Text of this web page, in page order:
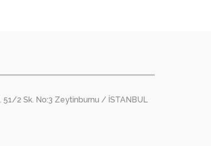
51/2 Sk. No:3 Zeytinburnu / İSTANBUL